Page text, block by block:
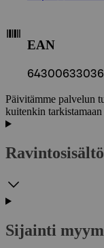
EAN
Päivitämme palvelun
kuitenkin
Ravintosisältö
Sijainti